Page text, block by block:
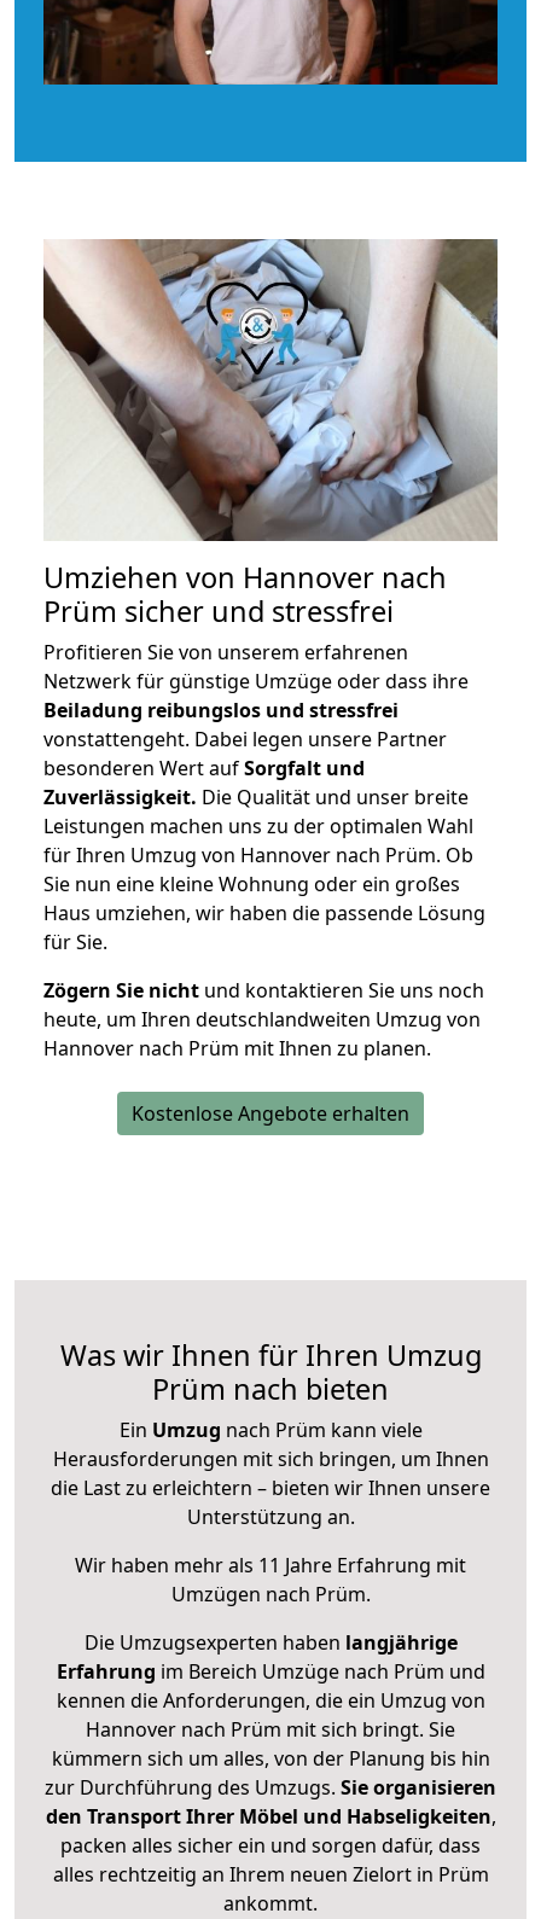
Umziehen von Hannover nach
Prüm sicher und stressfrei
Profitieren Sie von unserem erfahrenen
Netzwerk für günstige Umzüge oder dass ihre
Beiladung reibungslos und stressfrei
vonstattengeht. Dabei legen unsere Partner
besonderen Wert aufSorgfalt und
Zuverlässigkeit. Die Qualität und unser breite
Leistungen machen uns zu der optimalen Wahl
für Ihren Umzug von Hannover nach Prüm. Ob
Sie nun eine kleine Wohnung oder ein großes
Haus umziehen, wir haben die passende Lösung
für Sie.
Zögern Sie nicht und kontaktieren Sie uns noch
heute, um Ihren deutschlandweiten Umzug von
Hannover nach Prüm mit Ihnen zu planen.
Kostenlose Angebote erhalten
Was wir Ihnen für Ihren Umzug
Prüm nach bieten
Ein Umzug nach Prüm kann viele
Herausforderungen mit sich bringen, um Ihnen
die Last zu erleichtern – bieten wir Ihnen unsere
Unterstützung an.
Wir haben mehr als 11 Jahre Erfahrung mit
Umzügen nach Prüm.
Die Umzugsexperten haben langjährige
Erfahrung im Bereich Umzüge nach Prüm und
kennen die Anforderungen, die ein Umzug von
Hannover nach Prüm mit sich bringt. Sie
kümmern sich um alles, von der Planung bis hin
zur Durchführung des Umzugs. Sie organisieren
den Transport Ihrer Möbel und Habseligkeiten,
packen alles sicher ein und sorgen dafür, dass
alles rechtzeitig an Ihrem neuen Zielort in Prüm
ankommt.